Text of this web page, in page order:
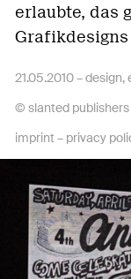
erlaubte, das
21.05.2010 –design,
© slanted
imprint – privacy